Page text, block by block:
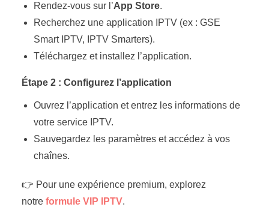
Rendez-vous sur l’App Store.
Recherchez une application IPTV (ex : GSE
Smart IPTV, IPTV Smarters).
Téléchargez et installez l’application.
Étape 2 : Configurez l’application
Ouvrez l’application et entrez les informations de
votre service IPTV.
Sauvegardez les paramètres et accédez à vos
chaînes.
👉 Pour une expérience premium, explorez
notre formule VIP IPTV.